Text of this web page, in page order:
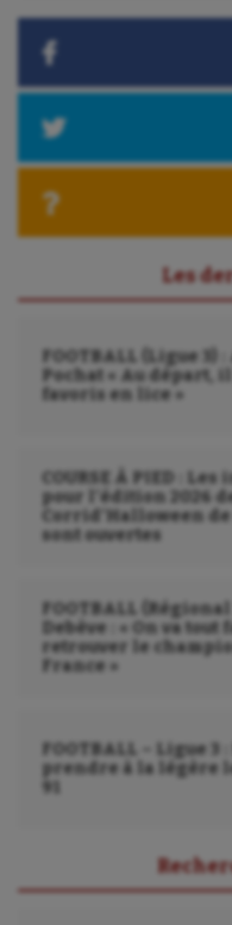
Ultimate
Wakeboard
Water-polo
Les
FOOTBALL (Ligue 3)
Pochat « Au départ, il
favoris en lice »
COURSE À PIED :
pour l’édition 2026
Corrid’Halloween
sont ouvertes
FOOTBALL (Régional
Debève : « On va
retrouver le
France »
FOOTBALL – Ligue 3
prendre à la légère
91